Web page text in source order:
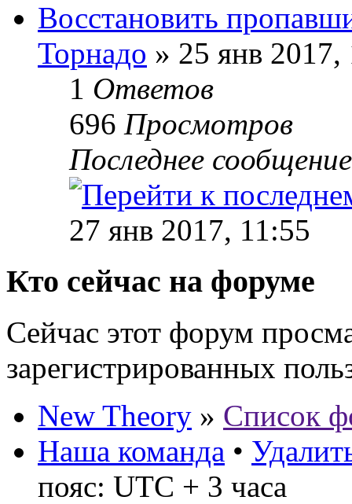
Восстановить
Торнадо » 25 янв 2017,
1 Ответов
696 Просмотров
Последнее
27 янв 2017, 11:55
Кто сейчас на форуме
Сейчас этот форум
зарегистрированных
New Theory » Список
Наша команда •
пояс: UTC + 3 часа